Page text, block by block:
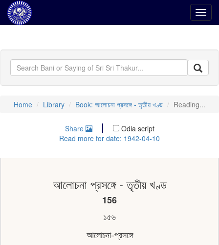
Home Library Book: আলোচনা প্রসঙ্গে - তৃতীয় খণ্ড Reading...
Share
Odia script
Read more for date: 1942-04-10
আলোচনা প্রসঙ্গে - তৃতীয় খণ্ড
156
১৫৬
আলােচনা-প্রসঙ্গে